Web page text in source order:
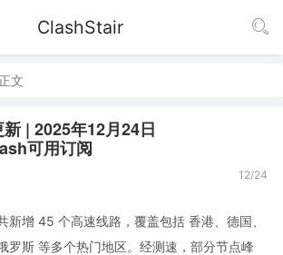
ClashStair
正文
| 2025年12月24日
可用订阅
12/24
新增 45 个高速线路，覆盖包括 香港、德国、
罗斯 等多个热门地区。经测速，部分节点峰